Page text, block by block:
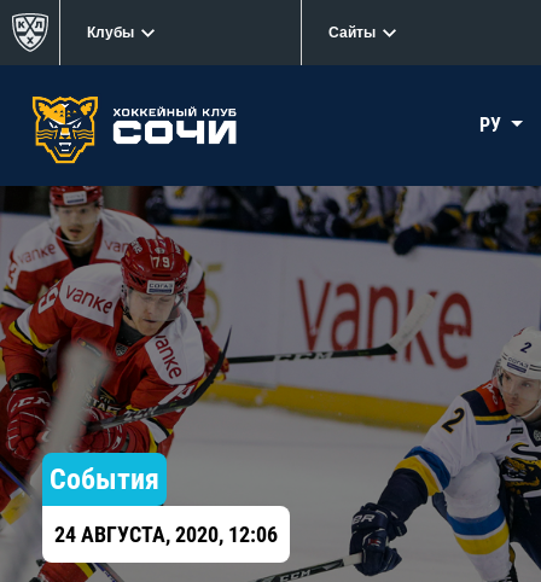
Клубы Сайты
РУ
События
24 АВГУСТА, 2020, 12:06